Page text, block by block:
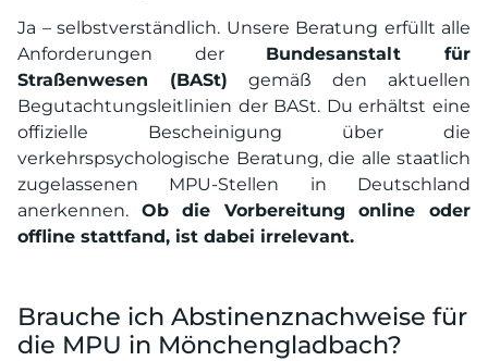
Ja – selbstverständlich. Unsere Beratung erfüllt alle
Anforderungen der Bundesanstalt für
Straßenwesen (BASt) gemäß den aktuellen
Begutachtungsleitlinien der BASt. Du erhältst eine
offizielle Bescheinigung über die
verkehrspsychologische Beratung, die alle staatlich
zugelassenen MPU-Stellen in Deutschland
anerkennen. Ob die Vorbereitung online oder
offline stattfand, ist dabei irrelevant.
Brauche ich Abstinenznachweise für
die MPU in Mönchengladbach?